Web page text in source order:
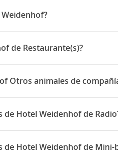
en Wörthersee-Süduferstraße
de Restaurante(s)?
de Restaurante(s)
Otros animales de
animales de compañía en
de Hotel Weidenhof de
disponen de Radio
de Hotel Weidenhof de Mini-